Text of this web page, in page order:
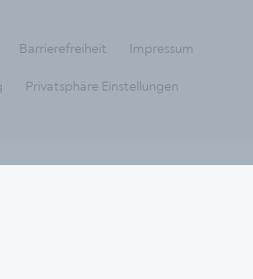
Barrierefreiheit Impressum
Privatsphäre Einstellungen